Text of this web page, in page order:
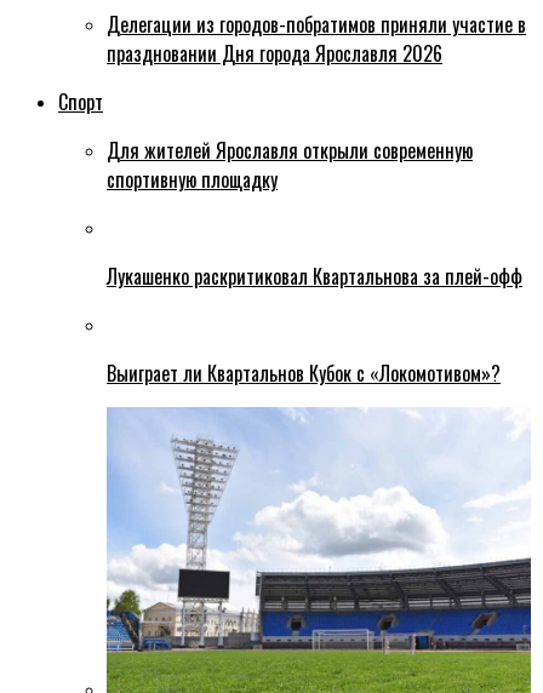
Делегации из городов-побратимов приняли участие в
праздновании Дня города Ярославля 2026
Спорт
Для жителей Ярославля открыли современную
спортивную площадку
Лукашенко раскритиковал Квартальнова за плей-офф
Выиграет ли Квартальнов Кубок с «Локомотивом»?